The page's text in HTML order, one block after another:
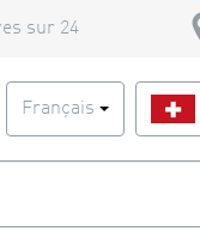
sur 24
Français